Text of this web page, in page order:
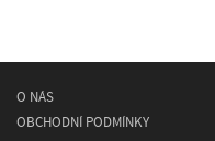
O NÁS
OBCHODNÍ PODMÍNKY